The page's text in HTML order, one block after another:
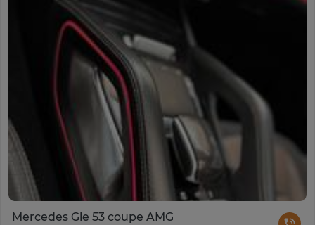
Mercedes Gle 53 coupe AMG